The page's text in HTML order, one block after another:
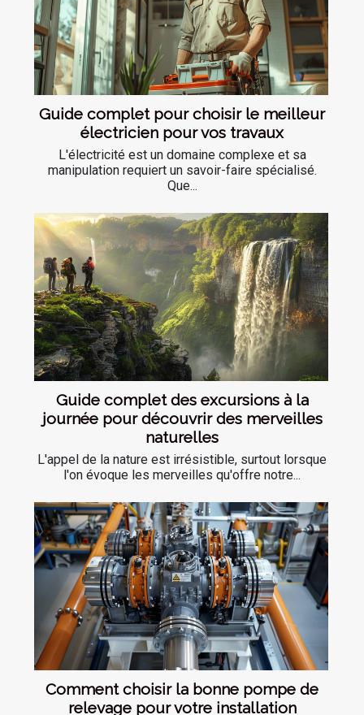
Guide complet pour choisir le meilleur
électricien pour vos travaux
L'électricité est un domaine complexe et sa
manipulation requiert un savoir-faire spécialisé.
Que...
Guide complet des excursions à la
journée pour découvrir des merveilles
naturelles
L'appel de la nature est irrésistible, surtout lorsque
l'on évoque les merveilles qu'offre notre...
Comment choisir la bonne pompe de
relevage pour votre installation